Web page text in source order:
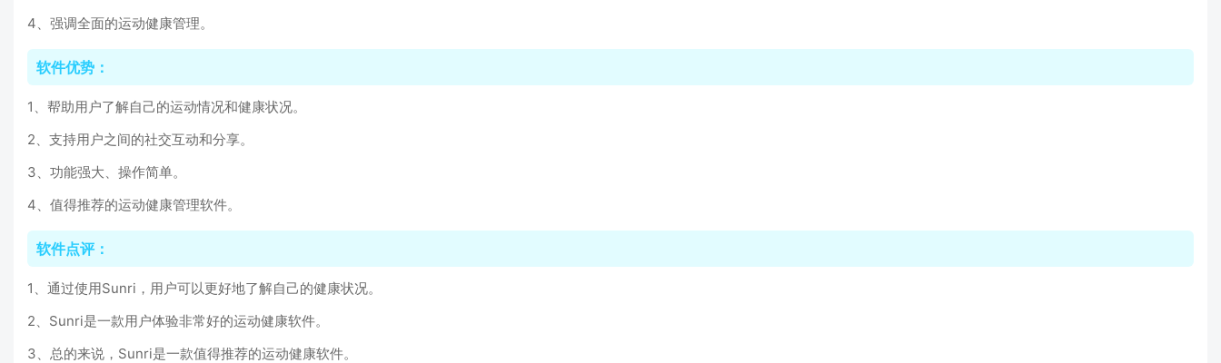
4、强调全面的运动健康管理。
软件优势：
1、帮助用户了解自己的运动情况和健康状况。
2、支持用户之间的社交互动和分享。
3、功能强大、操作简单。
4、值得推荐的运动健康管理软件。
软件点评：
1、通过使用Sunri，用户可以更好地了解自己的健康状况。
2、Sunri是一款用户体验非常好的运动健康软件。
3、总的来说，Sunri是一款值得推荐的运动健康软件。